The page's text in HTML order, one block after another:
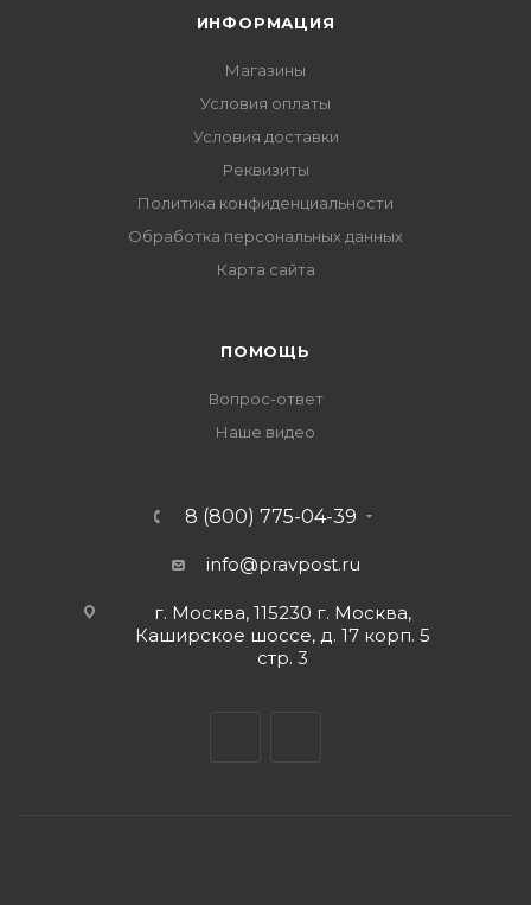
ИНФОРМАЦИЯ
Магазины
Условия оплаты
Условия доставки
Реквизиты
Политика конфиденциальности
Обработка персональных данных
Карта сайта
ПОМОЩЬ
Вопрос-ответ
Наше видео
8 (800) 775-04-39
info@pravpost.ru
г. Москва, 115230 г. Москва,
Каширское шоссе, д. 17 корп. 5
стр. 3